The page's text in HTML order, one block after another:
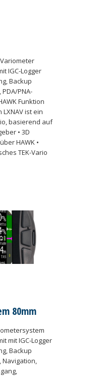
IGC-Logger
Backup
PNA-
Funktion
ist ein
basierend auf
• 3D
HAWK •
TEK-Vario
80mm
mit IGC-Logger
Backup
Navigation,